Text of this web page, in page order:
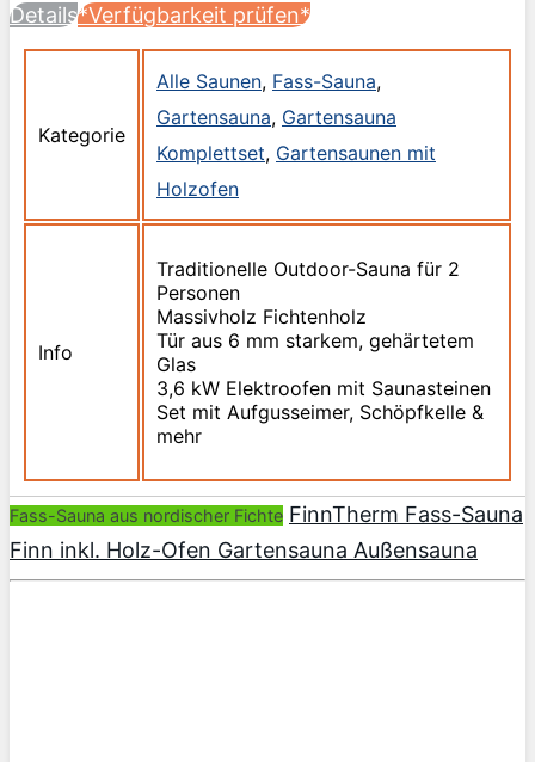
Details*Verfügbarkeit prüfen*
Kategorie
Alle Saunen, Fass-Sauna,
Gartensauna, Gartensauna
Komplettset, Gartensaunen mit
Holzofen
Info
Traditionelle Outdoor-Sauna für 2
Personen
Massivholz Fichtenholz
Tür aus 6 mm starkem, gehärtetem
Glas
3,6 kW Elektroofen mit Saunasteinen
Set mit Aufgusseimer, Schöpfkelle &
mehr
Fass-Sauna aus nordischer Fichte FinnTherm Fass-Sauna
Finn inkl. Holz-Ofen Gartensauna Außensauna